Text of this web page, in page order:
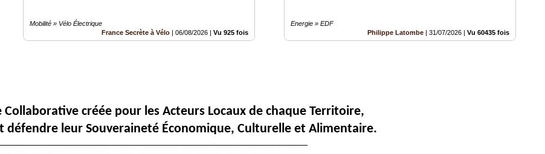
Mobilité » Vélo Électrique
France Secrète à Vélo
06/08/2026 Vu 925 fois
Energie » EDF
Philippe Latombe
31/07/2026 Vu 60435 fois
créée pour les Acteurs Locaux de chaque Territoire,
défendre leur Souveraineté Économique, Culturelle et Alimentaire.